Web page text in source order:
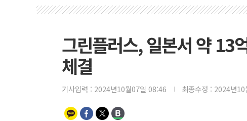
그린플러스, 일본서 약 13
체결
기사입력 : 2024년10월07일 08:46 최종수정 : 2024년